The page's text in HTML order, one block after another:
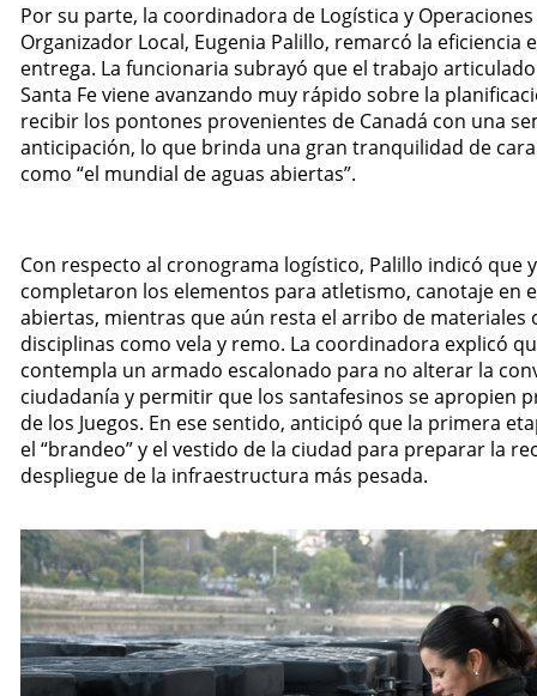
Por su parte, la coordinadora de Logística y
Organizador Local, Eugenia Palillo, remarcó la eficiencia
entrega. La funcionaria subrayó que el trabajo
Santa Fe viene avanzando muy rápido sobre la
recibir los pontones provenientes de Canadá con una
anticipación, lo que brinda una gran tranquilidad de
como “el mundial de aguas abiertas”.
Con respecto al cronograma logístico, Palillo indicó que
completaron los elementos para atletismo, canotaje en
abiertas, mientras que aún resta el arribo de materiales
disciplinas como vela y remo. La coordinadora explicó
contempla un armado escalonado para no alterar la
ciudadanía y permitir que los santafesinos se apropien
de los Juegos. En ese sentido, anticipó que la primera
el “brandeo” y el vestido de la ciudad para preparar la
despliegue de la infraestructura más pesada.